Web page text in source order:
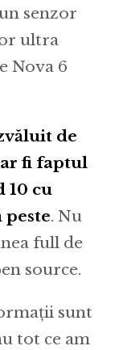
senzor
ultra
Nova 6
de
ar fi faptul
10 cu
. Nu
full de
source.
sunt
tot ce am